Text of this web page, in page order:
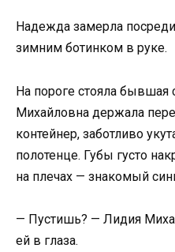
Надежда замерла
зимним ботинком в руке.
На пороге стояла бывшая
Михайловна держала
контейнер, заботливо
полотенце. Губы густо
на плечах — знакомый
— Пустишь? — Лидия
ей в глаза.